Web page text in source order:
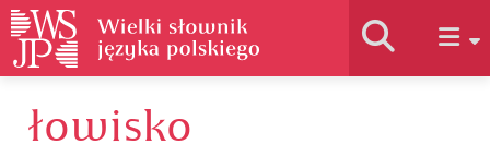
Historia słownika
łowisko